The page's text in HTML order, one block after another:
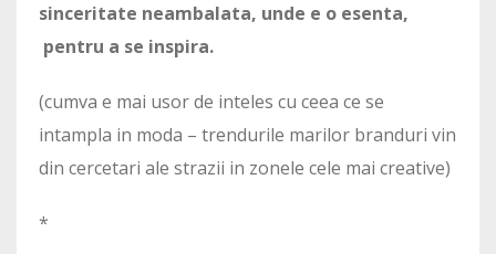
sinceritate neambalata, unde e o esenta,
pentru a se inspira.
(cumva e mai usor de inteles cu ceea ce se
intampla in moda – trendurile marilor branduri vin
din cercetari ale strazii in zonele cele mai creative)
*